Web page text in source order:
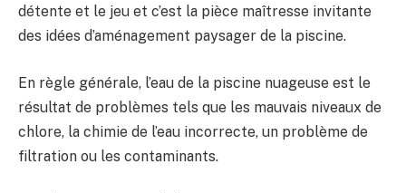
détente et le jeu et c’est la pièce maîtresse invitante
des idées d’aménagement paysager de la piscine.
En règle générale, l’eau de la piscine nuageuse est le
résultat de problèmes tels que les mauvais niveaux de
chlore, la chimie de l’eau incorrecte, un problème de
filtration ou les contaminants.